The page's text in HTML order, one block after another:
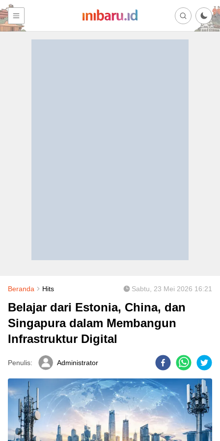
Beranda Hits Sabtu, 23 Mei 2026 16:21
Belajar dari Estonia, China, dan
Singapura dalam Membangun
Infrastruktur Digital
Penulis: Administrator